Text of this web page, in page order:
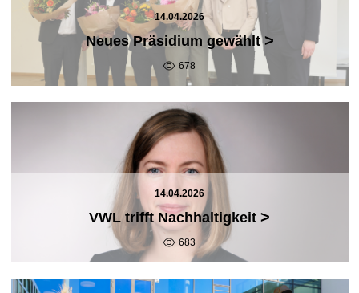
14.04.2026
Neues Präsidium gewählt>
678
14.04.2026
VWL trifft Nachhaltigkeit >
683